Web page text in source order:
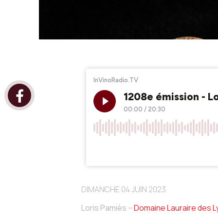
DIMANCHE 04 JUIN 2023
Loris Pamiès –Domaine Lauraire des